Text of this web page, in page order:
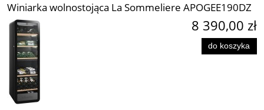
Winiarka wolnostojąca La Sommeliere APOGEE190DZ
8 390,00 zł
do koszyka